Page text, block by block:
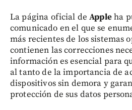
La página oficial deAppleha
comunicado en el que se
más recientes de los sistemas
contienen las correcciones
información es esencial para
al tanto de la importancia de
dispositivos sin demora y
protección de sus datos